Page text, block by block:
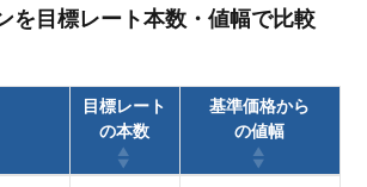
を目標レート本数・値幅で比較
目標レート
の本数
基準価格から
の値幅